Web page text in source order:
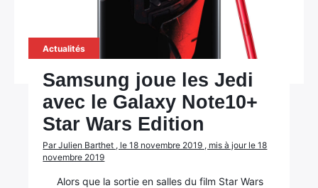
Actualités
Samsung joue les Jedi
avec le Galaxy Note10+
Star Wars Edition
Par Julien Barthet , le 18 novembre 2019 , mis à jour le 18
novembre 2019
Alors que la sortie en salles du film Star Wars